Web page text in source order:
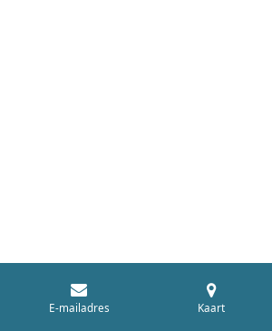
E-mailadres Kaart